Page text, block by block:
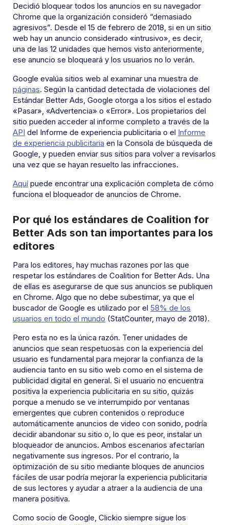
Decidió bloquear todos los anuncios en su navegador
Chrome que la organización consideró “demasiado
agresivos”. Desde el 15 de febrero de 2018, si en un sitio
web hay un anuncio considerado «intrusivo», es decir,
una de las 12 unidades que hemos visto anteriormente,
ese anuncio se bloqueará y los usuarios no lo verán.
Google evalúa sitios web al examinar una muestra de
páginas. Según la cantidad detectada de violaciones del
Estándar Better Ads, Google otorga a los sitios el estado
«Pasar», «Advertencia» o «Error». Los propietarios del
sitio pueden acceder al informe completo a través de la
API del Informe de experiencia publicitaria o el Informe
de experiencia publicitaria en la Consola de búsqueda de
Google, y pueden enviar sus sitios para volver a revisarlos
una vez que se hayan resuelto las infracciones.
Aquí puede encontrar una explicación completa de cómo
funciona el bloqueador de anuncios de Chrome.
Por qué los estándares de Coalition for
Better Ads son tan importantes para los
editores
Para los editores, hay muchas razones por las que
respetar los estándares de Coalition for Better Ads. Una
de ellas es asegurarse de que sus anuncios se publiquen
en Chrome. Algo que no debe subestimar, ya que el
buscador de Google es utilizado por el 58% de los
usuarios en todo el mundo (StatCounter, mayo de 2018).
Pero esta no es la única razón. Tener unidades de
anuncios que sean respetuosas con la experiencia del
usuario es fundamental para mejorar la confianza de la
audiencia tanto en su sitio web como en el sistema de
publicidad digital en general. Si el usuario no encuentra
positiva la experiencia publicitaria en su sitio, quizás
porque a menudo se ve interrumpido por ventanas
emergentes que cubren contenidos o reproduce
automáticamente anuncios de video con sonido, podría
decidir abandonar su sitio o, lo que es peor, instalar un
bloqueador de anuncios. Ambos escenarios afectarían
negativamente sus ingresos. Por el contrario, la
optimización de su sitio mediante bloques de anuncios
fáciles de usar podría mejorar la experiencia publicitaria
de sus lectores y ayudar a atraer a la audiencia de una
manera positiva.
Como socio de Google, Clickio siempre sigue los